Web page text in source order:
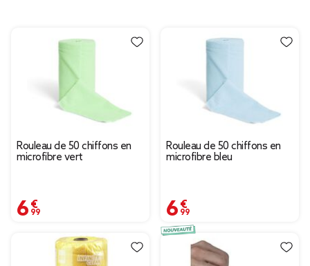
Rouleau de 50 chiffons en
microfibre vert
6,99 €
Rouleau de 50 chiffons en
microfibre bleu
6,99 €